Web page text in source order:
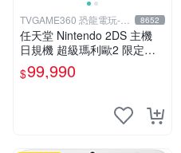
TVGAME360 恐龍電玩-台
中店
8652
任天堂 Nintendo 2DS 主機
日規機 超級瑪利歐2 限定主
機 含遊戲 (附原廠充電器+保
護貼)【台中恐龍電玩】
$99,990